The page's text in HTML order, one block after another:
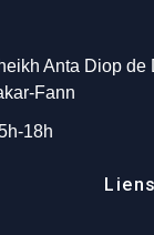
Anta Diop de
Fann
18h